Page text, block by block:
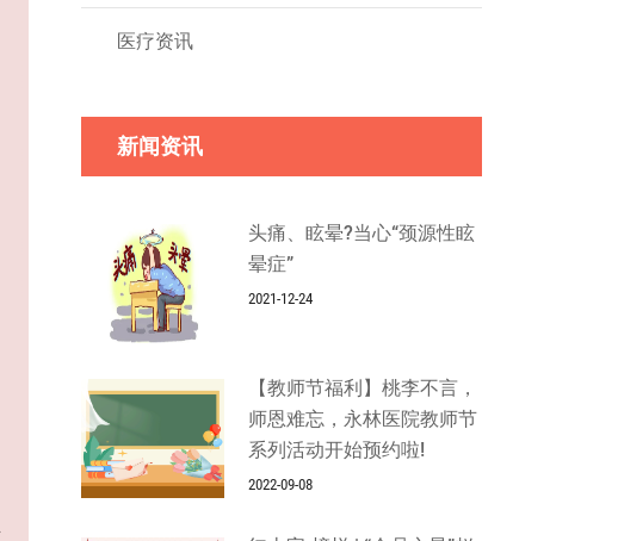
医疗资讯
新闻资讯
头痛、眩晕?当心“颈源性眩
晕症”
2021-12-24
【教师节福利】桃李不言，
师恩难忘，永林医院教师节
系列活动开始预约啦!
2022-09-08